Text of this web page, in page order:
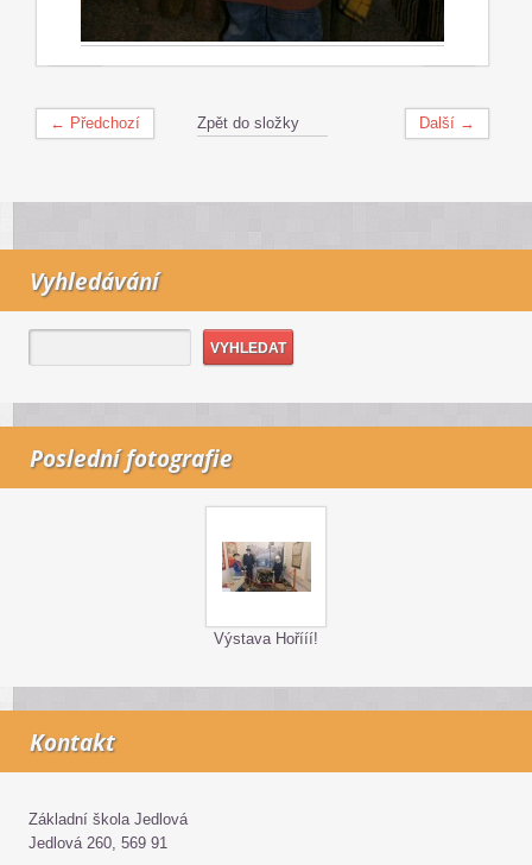
← Předchozí Další →
Zpět do složky
Vyhledávání
Poslední fotografie
Výstava Hořííí!
Kontakt
Základní škola Jedlová
Jedlová 260, 569 91